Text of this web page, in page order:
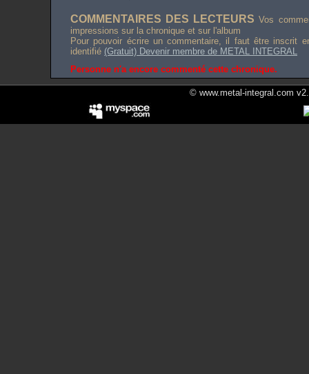
COMMENTAIRES DES LECTEURS Vos
impressions sur la chronique et sur l'album
Pour pouvoir écrire un commentaire, il faut être inscrit
identifié (Gratuit) Devenir membre de METAL INTEGRAL
Personne n'a encore commenté cette chronique.
© www.metal-integral.com